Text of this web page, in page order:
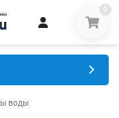
0
воды